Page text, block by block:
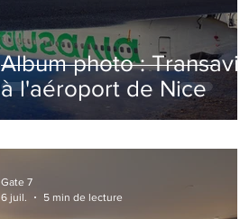
Album photo : Transavia
à l'aéroport de Nice
Gate 7
6 juil.
5 min de lecture